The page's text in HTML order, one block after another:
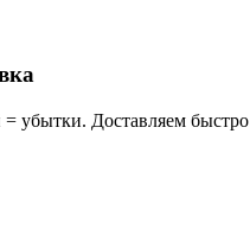
убытки. Доставляем быстро